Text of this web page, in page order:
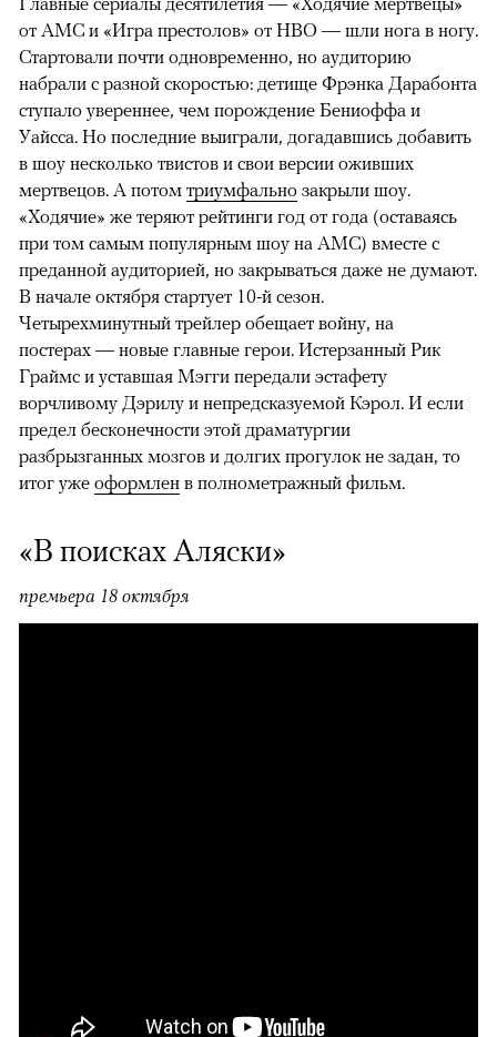
от AMC и «Игра престолов» от HBO — шли нога в ногу.
Стартовали почти одновременно, но аудиторию
набрали с разной скоростью: детище Фрэнка Дарабонта
ступало увереннее, чем порождение Бениоффа и
Уайсса. Но последние выиграли, догадавшись добавить
в шоу несколько твистов и свои версии оживших
мертвецов. А потом триумфально закрыли шоу.
«Ходячие» же теряют рейтинги год от года (оставаясь
при том самым популярным шоу на AMC) вместе с
преданной аудиторией, но закрываться даже не думают.
В начале октября стартует 10-й сезон.
Четырехминутный трейлер обещает войну, на
постерах — новые главные герои. Истерзанный Рик
Граймс и уставшая Мэгги передали эстафету
ворчливому Дэрилу и непредсказуемой Кэрол. И если
предел бесконечности этой драматургии
разбрызганных мозгов и долгих прогулок не задан, то
итог уже оформлен в полнометражный фильм.
«В поисках Аляски»
премьера 18 октября